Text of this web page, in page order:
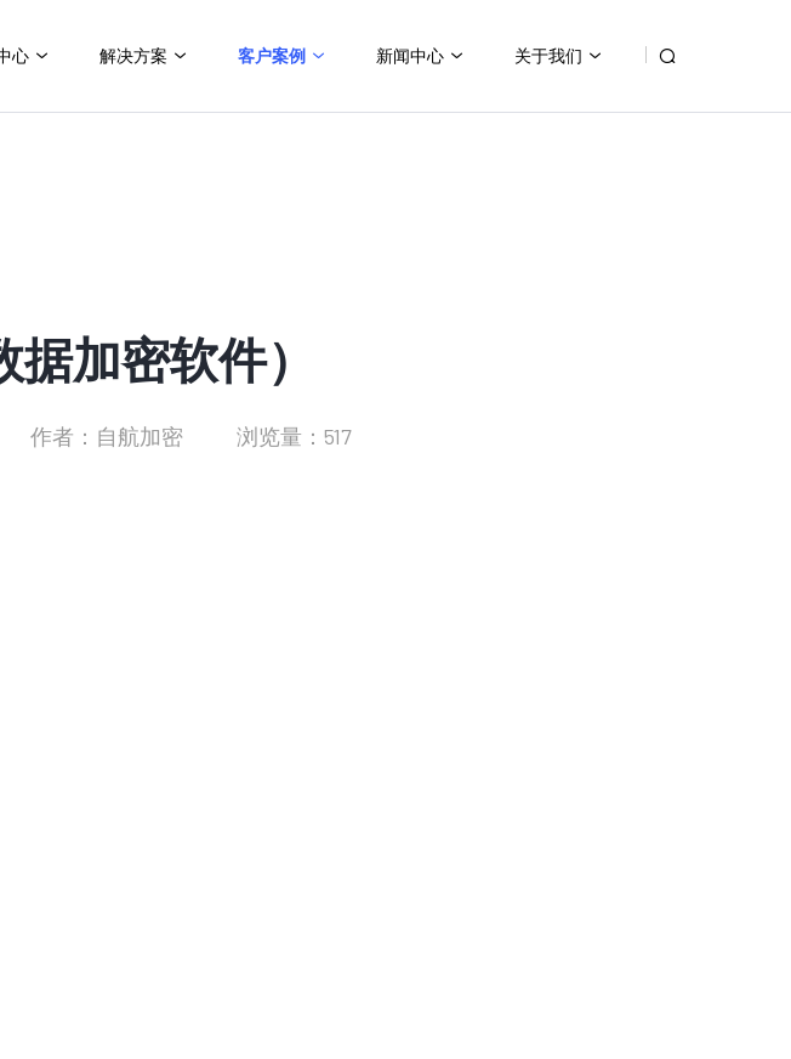
心 解决方案 客户案例 新闻中心 关于我们
加密软件）
作者：自航加密 浏览量：517